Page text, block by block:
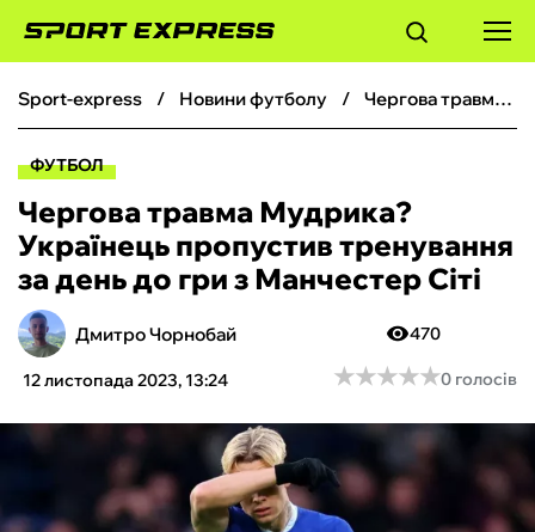
ФУТБОЛ
БОКС
ХОКЕЙ
ТЕНІС
КІБЕРСПОРТ
ЧС-2026
sport-express новини футболу Чергова травма Мудрика? Українець пропустив тренування за день до гри з Манчестер Сіті
ФУТБОЛ
Чергова травма Мудрика?
Українець пропустив тренування
за день до гри з Манчестер Сіті
Дмитро Чорнобай
12 листопада 2023, 13:24
470
★★★★★
★★★★★0 голосів